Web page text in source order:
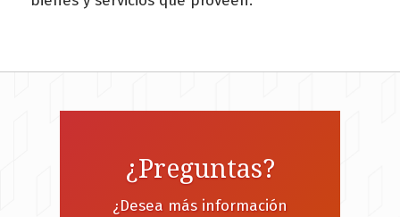
¿Preguntas?
¿Desea más información